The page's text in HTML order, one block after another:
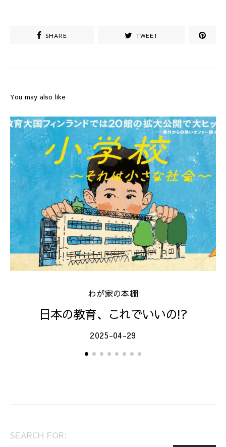
SHARE TWEET
You may also like
わが家の本棚
日本の教育、これでいいの!?
2025-04-29
SEARCH FOR: